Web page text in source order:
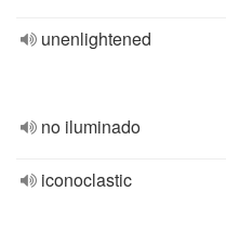
unenlightened
no iluminado
iconoclastic